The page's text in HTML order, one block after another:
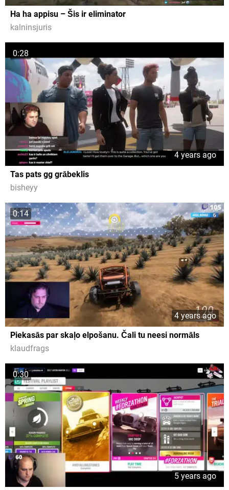
Ha ha appisu – Šis ir eliminator
kalninsjuris
0:28
4 years ago
Tas pats gg grābeklis
bisheyy
0:14
4 years ago
Piekasās par skaļo elpošanu. Čali tu neesi normāls
klaudfrags
0:30
5 years ago